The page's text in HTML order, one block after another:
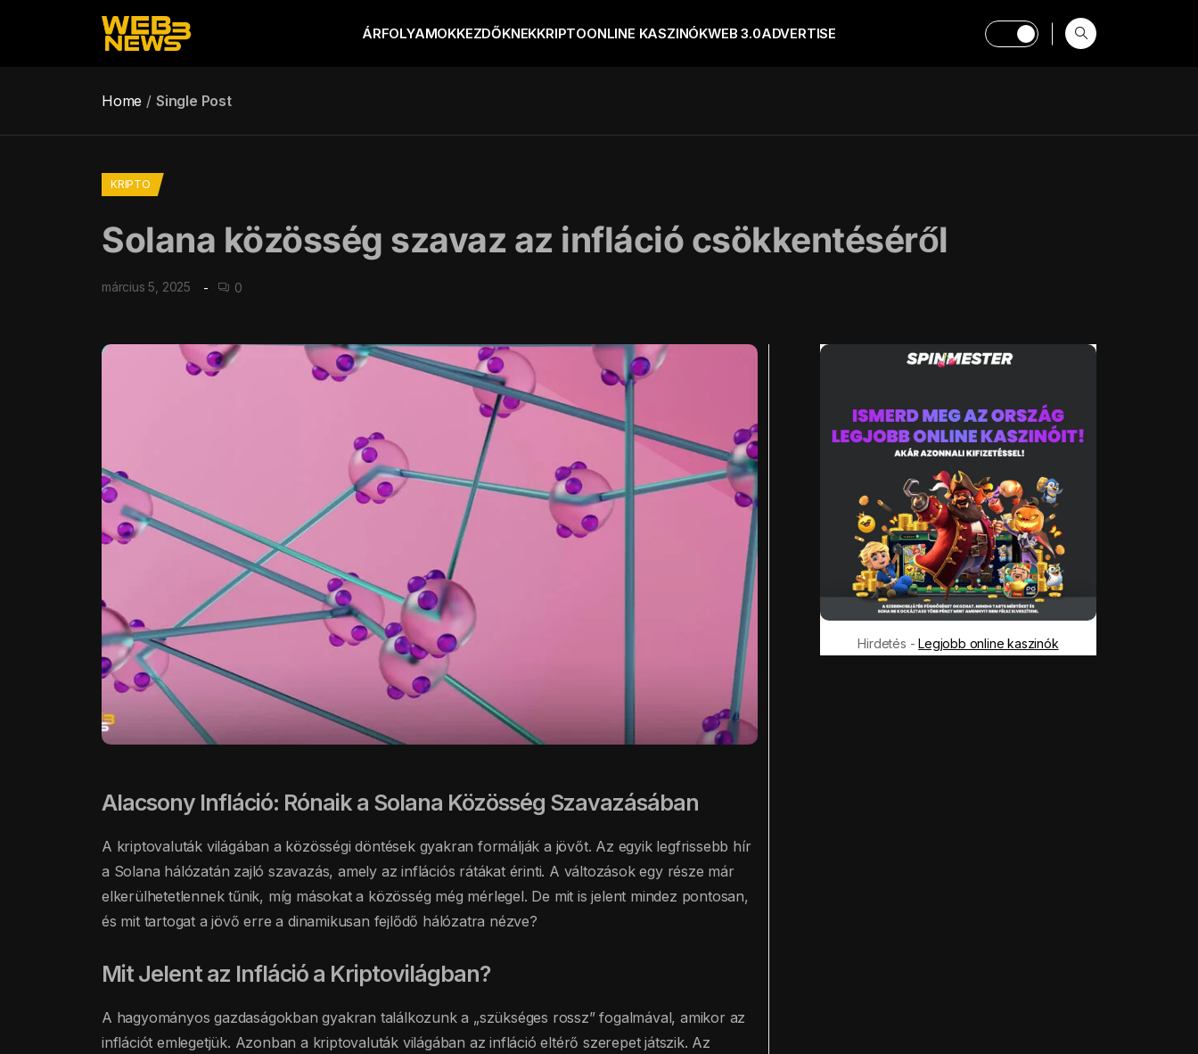
ÁRFOLYAMOKKEZDŐKNEKKRIPTOONLINE KASZINÓKWEB 3.0ADVERTISE
Home Single Post
KRIPTO
Solana közösség szavaz az infláció csökkentéséről
március 5, 2025 0
Alacsony Infláció: Rónaik a Solana Közösség Szavazásában
A kriptovaluták világában a közösségi döntések gyakran formálják a jövőt. Az egyik legfrissebb hír
a Solana hálózatán zajló szavazás, amely az inflációs rátákat érinti. A változások egy része már
elkerülhetetlennek tűnik, míg másokat a közösség még mérlegel. De mit is jelent mindez pontosan,
és mit tartogat a jövő erre a dinamikusan fejlődő hálózatra nézve?
Mit Jelent az Infláció a Kriptovilágban?
A hagyományos gazdaságokban gyakran találkozunk a „szükséges rossz” fogalmával, amikor az
inflációt emlegetjük. Azonban a kriptovaluták világában az infláció eltérő szerepet játszik. Az
Hirdetés -Legjobb online kaszinók